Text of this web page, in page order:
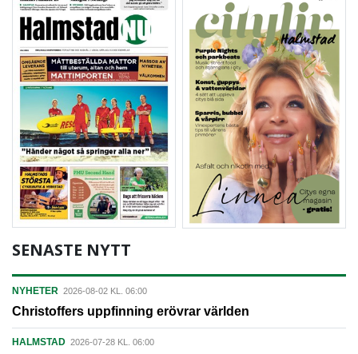
SENASTE NYTT
NYHETER 2026-08-02 KL. 06:00
Christoffers uppfinning erövrar världen
HALMSTAD 2026-07-28 KL. 06:00